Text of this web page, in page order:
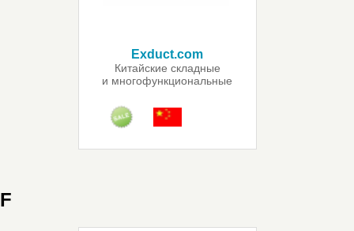
Exduct.com
Китайские складные
и многофункциональные
F